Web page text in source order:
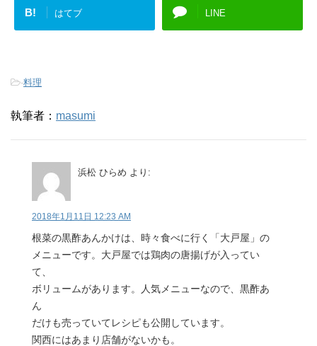
B! はてブ LINE
-料理
執筆者： masumi
浜松 ひらめ より:
2018年1月11日 12:23 AM
根菜の黒酢あんかけは、時々食べに行く「大戸屋」の
メニューです。大戸屋では鶏肉の唐揚げが入ってい
て、
ボリュームがあります。人気メニューなので、黒酢あ
ん
だけも売っていてレシピも公開しています。
関西にはあまり店舗がないかも。